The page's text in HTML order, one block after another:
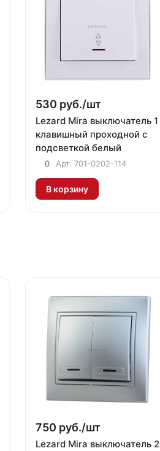
530 руб./шт
Lezard Mira выключатель 1
клавишный проходной с
подсветкой белый
0 Арт. 701-0202-114
В корзину
750 руб./шт
Lezard Mira выключатель 2